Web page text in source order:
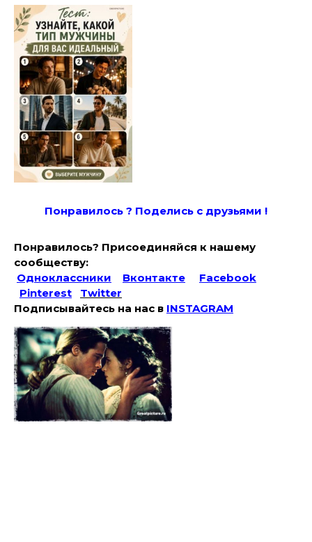
Понравилось ? Поделись с друзьями !
Понравилось? Присоединяйся к нашему
сообществу:
Одноклассники
Вконтакте
Facebook
Pinterest
Twitter
Подписывайтесь на наc в INSTAGRAM